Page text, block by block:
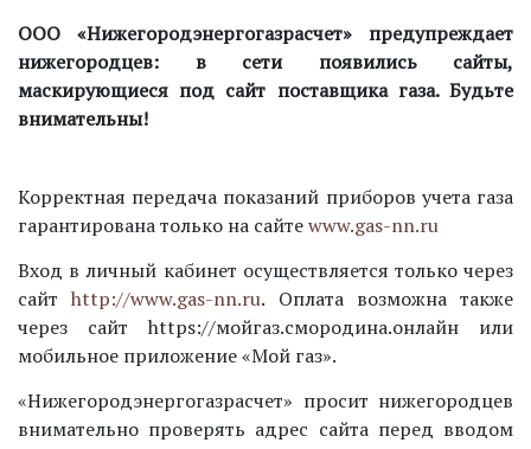
ООО «Нижегородэнергогазрасчет» предупреждает
нижегородцев: в сети появились сайты,
маскирующиеся под сайт поставщика газа. Будьте
внимательны!
Корректная передача показаний приборов учета газа
гарантирована только на сайтеwww.gas-nn.ru
Вход в личный кабинет осуществляется только через
сайтhttp://www.gas-nn.ru. Оплата возможна также
через сайт https://мойгаз.смородина.онлайн или
мобильное приложение «Мой газ».
«Нижегородэнергогазрасчет» просит нижегородцев
внимательно проверять адрес сайта перед вводом